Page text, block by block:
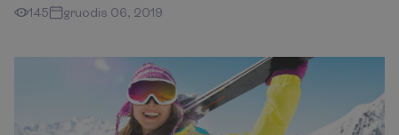
145 gruodis 06, 2019